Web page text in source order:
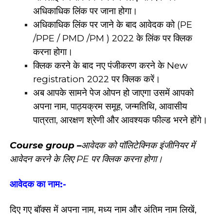
अधिकाधिक लिंक पर जाना होगा।
अधिकाधिक लिंक पर जाने के बाद आवेदक को (PE
/PPE / PMD /PM ) 2022 के लिंक पर क्लिक
करना होगा।
क्लिक करने के बाद नए पंजीकरण करने के New
registration 2022 पर क्लिक करें।
अब आपके सामने पेज ओपन हो जाएगा उसमें आपको
अपना नाम, पाठ्यक्रम समूह, जन्मतिथि, आवासीय
पात्रता, आरक्षण श्रेणी और आवश्यक फील्ड भरने होंगे।
Course group –आवेदक को पॉलिटेक्निक इंजीनियर में
आवेदन करने के लिए PE पर क्लिक करना होगा।
आवेदक का नाम:-
दिए गए बॉक्स में अपना नाम, मध्य नाम और अंतिम नाम लिखें,